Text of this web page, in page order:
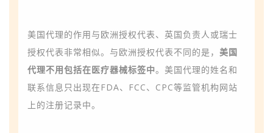
美国代理的作用与欧洲授权代表、英国负责人或瑞士
授权代表非常相似。与欧洲授权代表不同的是， 美国
代理不用包括在医疗器械标签中。美国代理的姓名和
联系信息只出现在 FDA、FCC、CPC等监管机构网站
上的注册记录中。